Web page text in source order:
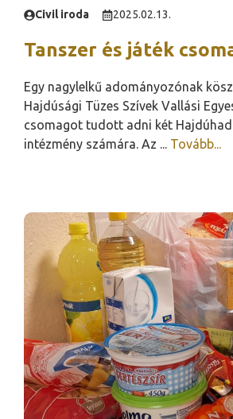
Civil iroda 2025.02.13.
Tanszer és játék
Egy nagylelkű adományozónak
Hajdúsági Tüzes Szívek Vallási
csomagot tudott adni két
intézmény számára. Az ... Tovább...